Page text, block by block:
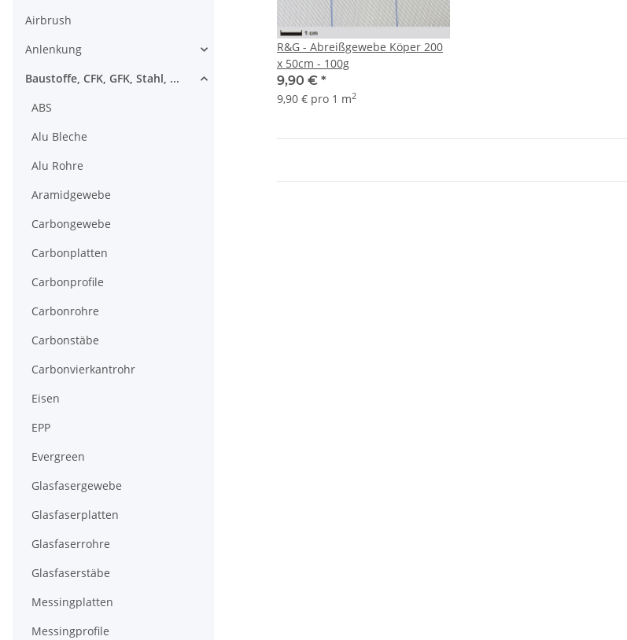
R&G - Abreißgewebe Köper 200
x 50cm - 100g
9,90 € *
9,90 € pro 1 m2
Airbrush
Anlenkung
Baustoffe, CFK, GFK, Stahl, ...
ABS
Alu Bleche
Alu Rohre
Aramidgewebe
Carbongewebe
Carbonplatten
Carbonprofile
Carbonrohre
Carbonstäbe
Carbonvierkantrohr
Eisen
EPP
Evergreen
Glasfasergewebe
Glasfaserplatten
Glasfaserrohre
Glasfaserstäbe
Messingplatten
Messingprofile